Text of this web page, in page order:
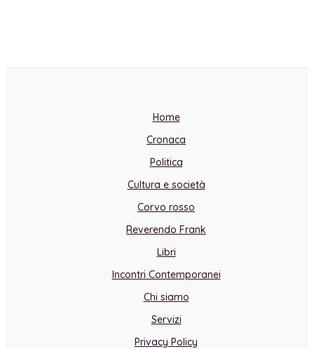
Home
Cronaca
Politica
Cultura e società
Corvo rosso
Reverendo Frank
Libri
Incontri Contemporanei
Chi siamo
Servizi
Privacy Policy